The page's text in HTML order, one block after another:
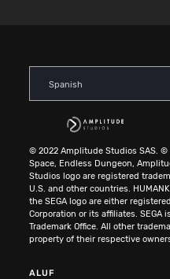
Spanish
© 2022 Amplitude Studios SAS. ©
Space, Endless Dungeon,
Studios logo are registered
U.S. and other countries.
the SEGA logo are either
Corporation or its affiliates. SEGA
Trademark Office. All other
property of their respective
ALUF